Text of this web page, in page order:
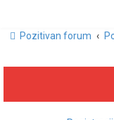
Pozitivan forum